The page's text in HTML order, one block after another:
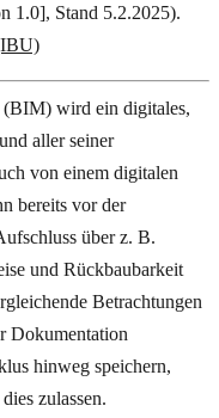
1.0], Stand 5.2.2025).
wird ein digitales,
aller seiner
von einem digitalen
bereits vor der
über z. B.
und Rückbaubarkeit
Betrachtungen
Dokumentation
hinweg speichern,
zulassen.